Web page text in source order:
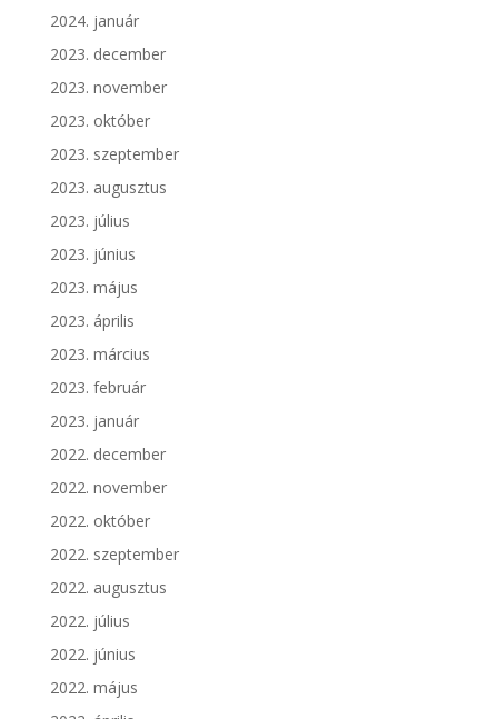
2024. január
2023. december
2023. november
2023. október
2023. szeptember
2023. augusztus
2023. július
2023. június
2023. május
2023. április
2023. március
2023. február
2023. január
2022. december
2022. november
2022. október
2022. szeptember
2022. augusztus
2022. július
2022. június
2022. május